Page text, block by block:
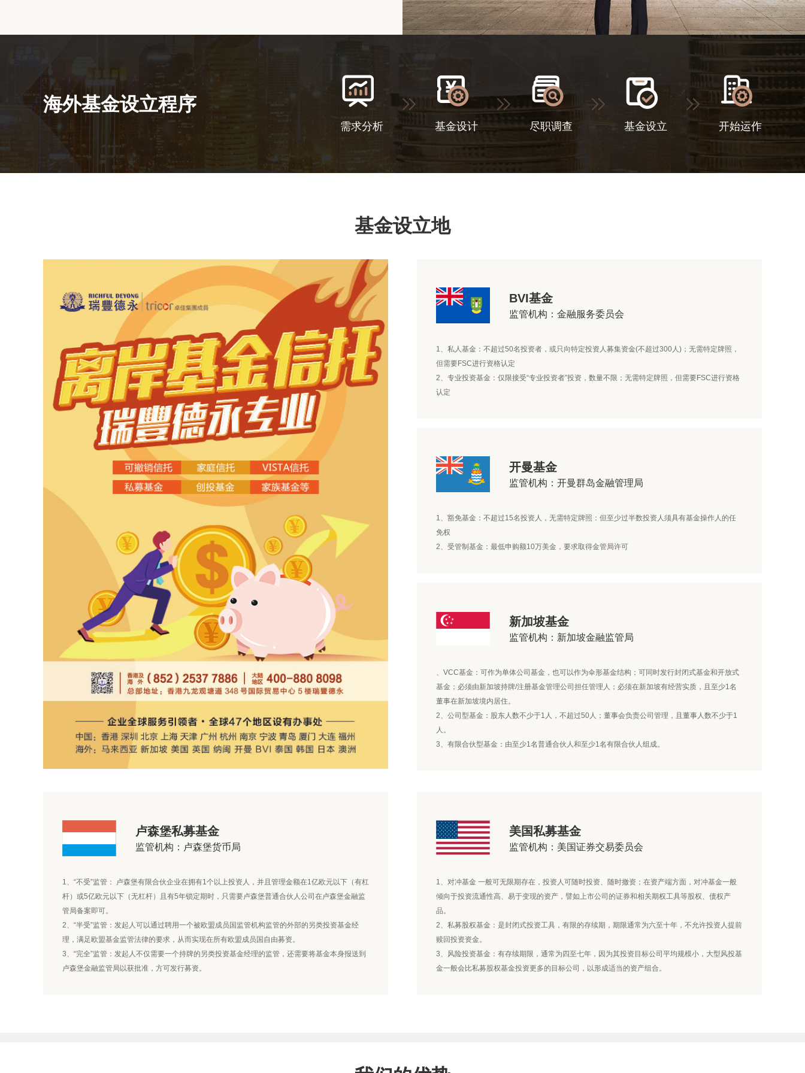
海外基金设立程序
需求分析 基金设计 尽职调查 基金设立 开始运作
基金设立地
BVI基金
监管机构：金融服务委员会
1、私人基金：不超过50名投资者，或只向特定投资人募集资金(不超过300人)；无需特定牌照，
但需要FSC进行资格认定
2、专业投资基金：仅限接受“专业投资者”投资，数量不限；无需特定牌照，但需要FSC进行资格
认定
开曼基金
监管机构：开曼群岛金融管理局
1、豁免基金：不超过15名投资人，无需特定牌照：但至少过半数投资人须具有基金操作人的任
免权
2、受管制基金：最低申购额10万美金，要求取得金管局许可
新加坡基金
监管机构：新加坡金融监管局
、VCC基金：可作为单体公司基金，也可以作为伞形基金结构；可同时发行封闭式基金和开放式
基金；必须由新加坡持牌/注册基金管理公司担任管理人；必须在新加坡有经营实质，且至少1名
董事在新加坡境内居住。
2、公司型基金：股东人数不少于1人，不超过50人；董事会负责公司管理，且董事人数不少于1
人。
3、有限合伙型基金：由至少1名普通合伙人和至少1名有限合伙人组成。
卢森堡私募基金
监管机构：卢森堡货币局
1、“不受”监管： 卢森堡有限合伙企业在拥有1个以上投资人，并且管理金额在1亿欧元以下（有杠
杆）或5亿欧元以下（无杠杆）且有5年锁定期时，只需要卢森堡普通合伙人公司在卢森堡金融监
管局备案即可。
2、“半受”监管：发起人可以通过聘用一个被欧盟成员国监管机构监管的外部的另类投资基金经
理，满足欧盟基金监管法律的要求，从而实现在所有欧盟成员国自由募资。
3、“完全”监管：发起人不仅需要一个持牌的另类投资基金经理的监管，还需要将基金本身报送到
卢森堡金融监管局以获批准，方可发行募资。
美国私募基金
监管机构：美国证券交易委员会
1、对冲基金 一般可无限期存在，投资人可随时投资、随时撤资；在资产端方面，对冲基金一般
倾向于投资流通性高、易于变现的资产，譬如上市公司的证券和相关期权工具等股权、债权产
品。
2、私募股权基金：是封闭式投资工具，有限的存续期，期限通常为六至十年，不允许投资人提前
赎回投资资金。
3、风险投资基金：有存续期限，通常为四至七年，因为其投资目标公司平均规模小，大型风投基
金一般会比私募股权基金投资更多的目标公司，以形成适当的资产组合。